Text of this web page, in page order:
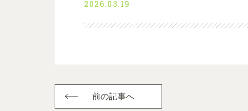
2026.03.19
前の記事へ